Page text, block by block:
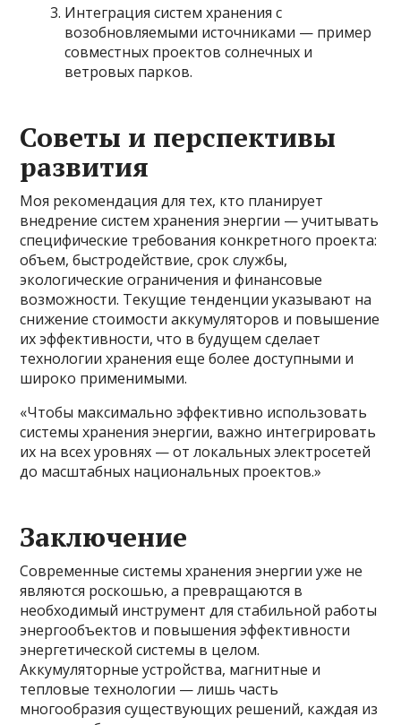
Интеграция систем хранения с
возобновляемыми источниками — пример
совместных проектов солнечных и
ветровых парков.
Советы и перспективы
развития
Моя рекомендация для тех, кто планирует
внедрение систем хранения энергии — учитывать
специфические требования конкретного проекта:
объем, быстродействие, срок службы,
экологические ограничения и финансовые
возможности. Текущие тенденции указывают на
снижение стоимости аккумуляторов и повышение
их эффективности, что в будущем сделает
технологии хранения еще более доступными и
широко применимыми.
«Чтобы максимально эффективно использовать
системы хранения энергии, важно интегрировать
их на всех уровнях — от локальных электросетей
до масштабных национальных проектов.»
Заключение
Современные системы хранения энергии уже не
являются роскошью, а превращаются в
необходимый инструмент для стабильной работы
энергообъектов и повышения эффективности
энергетической системы в целом.
Аккумуляторные устройства, магнитные и
тепловые технологии — лишь часть
многообразия существующих решений, каждая из